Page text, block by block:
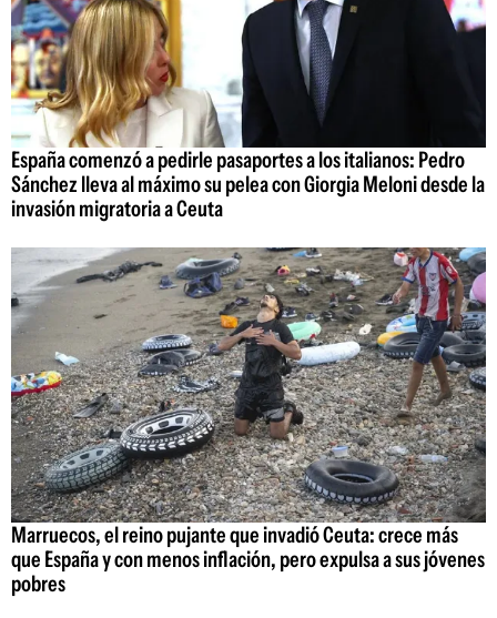
España comenzó a pedirle pasaportes a los italianos: Pedro
Sánchez lleva al máximo su pelea con Giorgia Meloni desde la
invasión migratoria a Ceuta
Marruecos, el reino pujante que invadió Ceuta: crece más
que España y con menos inflación, pero expulsa a sus jóvenes
pobres